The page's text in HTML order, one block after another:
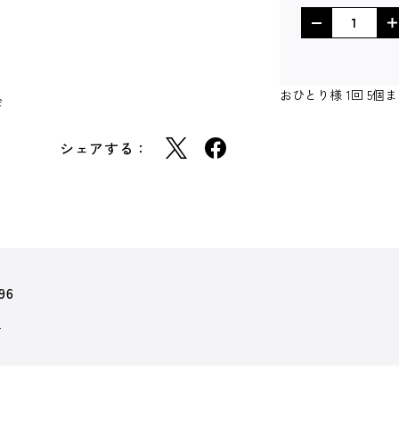
シェアする：
おひとり様 1回 5個